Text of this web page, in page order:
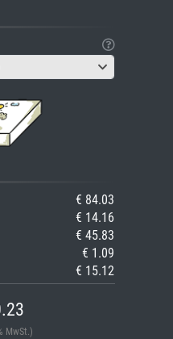
€ 84.03
€ 14.16
€ 45.83
€ 1.09
€ 15.12
MwSt.)